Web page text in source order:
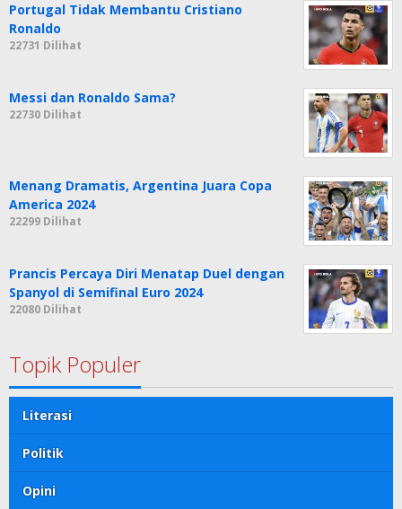
Portugal Tidak Membantu Cristiano
Ronaldo
22731 Dilihat
Messi dan Ronaldo Sama?
22730 Dilihat
Menang Dramatis, Argentina Juara Copa
America 2024
22299 Dilihat
Prancis Percaya Diri Menatap Duel dengan
Spanyol di Semifinal Euro 2024
22080 Dilihat
Topik Populer
Literasi
Politik
Opini